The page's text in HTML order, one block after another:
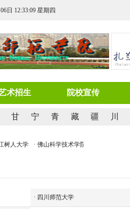
日 12:33:09 星期四
术招生 院校宣传
甘 宁 青 藏 疆 川
树人大学 · 佛山科学技术学院
· 四川师范大学